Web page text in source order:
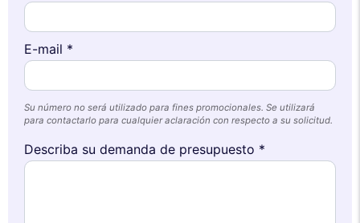
E-mail *
Su número no será utilizado para fines promocionales. Se utilizará
para contactarlo para cualquier aclaración con respecto a su solicitud.
Describa su demanda de presupuesto *